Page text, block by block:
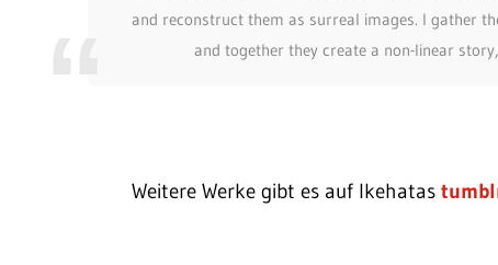
and reconstruct them as surreal images. I gather
and together they create a non-linear
Weitere Werke gibt es auf Ikehatas